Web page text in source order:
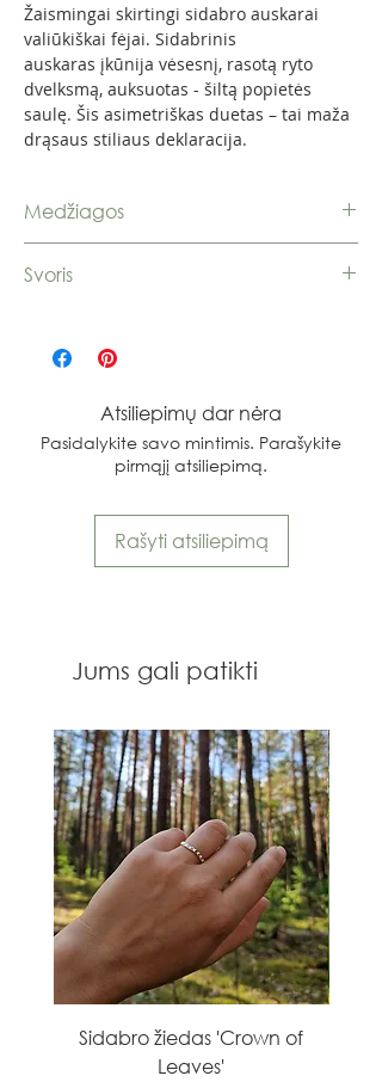
Žaismingai skirtingi sidabro auskarai
valiūkiškai fėjai. Sidabrinis
auskaras įkūnija vėsesnį, rasotą ryto
dvelksmą, auksuotas - šiltą popietės
saulę. Šis asimetriškas duetas – tai maža
drąsaus stiliaus deklaracija.
Medžiagos
Svoris
Atsiliepimų dar nėra
Pasidalykite savo mintimis. Parašykite
pirmąjį atsiliepimą.
Rašyti atsiliepimą
Jums gali patikti
Sidabro žiedas 'Crown of
Leaves'